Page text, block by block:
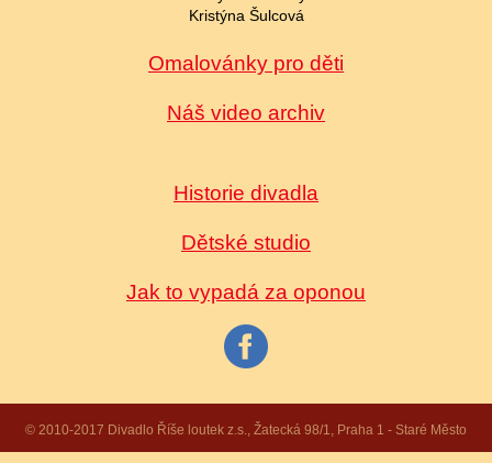
Kristýna Šulcová
Omalovánky pro děti
Náš video archiv
Historie divadla
Dětské studio
Jak to vypadá za oponou
© 2010-2017 Divadlo Říše loutek z.s., Žatecká 98/1, Praha 1 - Staré Město